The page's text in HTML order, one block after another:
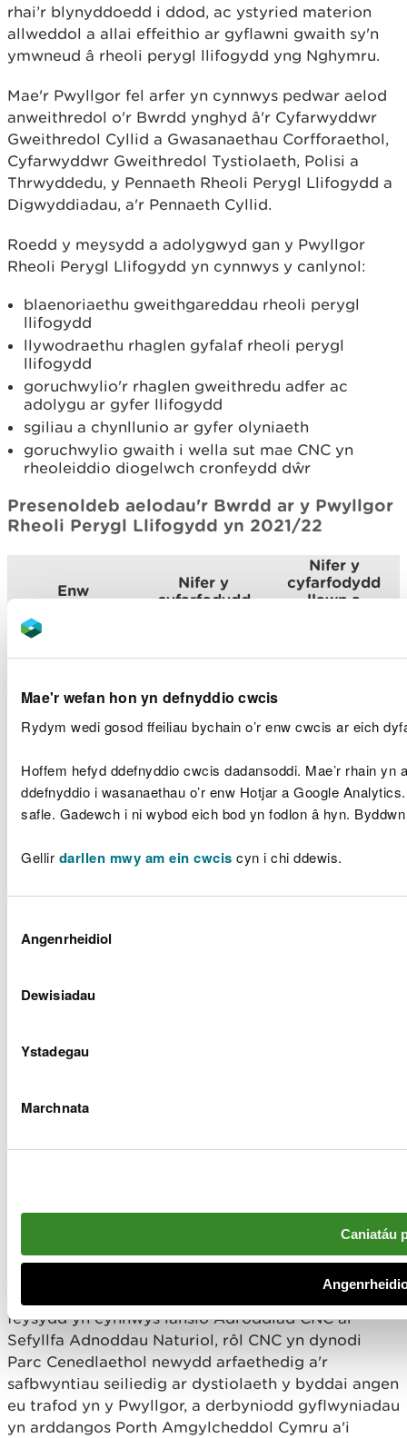
Mae'r wefan hon yn defnyddio cwcis
Rydym wedi gosod ffeiliau bychain o’r enw cwcis ar eich
Hoffem hefyd ddefnyddio cwcis dadansoddi. Mae’r rhain
ddefnyddio i wasanaethau o’r enw Hotjar a Google
safle. Gadewch i ni wybod eich bod yn fodlon â hyn.
Gellir darllen mwy am ein cwcis cyn i chi ddewis.
Caniatâd
Angenrheidiol
Dewisiadau
Ystadegau
Marchnata
Caniatáu
rhai’r blynyddoedd i ddod, ac ystyried materion
allweddol a allai effeithio ar gyflawni gwaith sy'n
ymwneud â rheoli perygl llifogydd yng Nghymru.
Mae'r Pwyllgor fel arfer yn cynnwys pedwar aelod
anweithredol o'r Bwrdd ynghyd â'r Cyfarwyddwr
Gweithredol Cyllid a Gwasanaethau Corfforaethol,
Cyfarwyddwr Gweithredol Tystiolaeth, Polisi a
Thrwyddedu, y Pennaeth Rheoli Perygl Llifogydd a
Digwyddiadau, a'r Pennaeth Cyllid.
Roedd y meysydd a adolygwyd gan y Pwyllgor
Rheoli Perygl Llifogydd yn cynnwys y canlynol:
blaenoriaethu gweithgareddau rheoli perygl
llifogydd
llywodraethu rhaglen gyfalaf rheoli perygl
llifogydd
goruchwylio'r rhaglen gweithredu adfer ac
adolygu ar gyfer llifogydd
sgiliau a chynllunio ar gyfer olyniaeth
goruchwylio gwaith i wella sut mae CNC yn
rheoleiddio diogelwch cronfeydd dŵr
Presenoldeb aelodau'r Bwrdd ar y Pwyllgor
Rheoli Perygl Llifogydd yn 2021/22
Enw
Nifer y
cyfarfodydd
Nifer y
cyfarfodydd
llawn a
Dr Elizabeth
Haywood
at fis Awst 2021)
3 3
Julia Cherrett
(Cadeirydd, o fis 5 5
Karen Balmer (o
fis Ebrill i fis
Awst 2021)
3
Geraint Davies 5
4
Professor Calvin 2 2
Pwyllgor Cynghori ar Dystiolaeth
bwyllgor cynghorol sy'n darparu cyngor
dystiolaeth CNC. Mae'r Pwyllgor hefyd yn helpu i
gryfhau dealltwriaeth yn y gymuned ymchwil
llywodraeth, o brosesau a blaenoriaethau
Cyfarwyddwr Gweithredol Tystiolaeth, Polisi a
Thystiolaeth.
Adolygodd y Pwyllgor Cynghori ar Dystiolaeth
feysydd yn cynnwys lansio Adroddiad CNC ar
Sefyllfa Adnoddau Naturiol, rôl CNC yn dynodi
Parc Cenedlaethol newydd arfaethedig a'r
safbwyntiau seiliedig ar dystiolaeth y byddai angen
eu trafod yn y Pwyllgor, a derbyniodd gyflwyniadau
yn arddangos Porth Amgylcheddol Cymru a'i